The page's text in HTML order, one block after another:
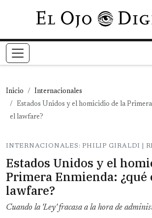
Pasar al
Inicio
Internacionales
Estados Unidos y el homicidio de la Primera
el lawfare?
INTERNACIONALES: PHILIP GIRALDI |
Estados Unidos y el
Primera Enmienda: ¿qué
lawfare?
Cuando la 'Ley' fracasa a la hora de